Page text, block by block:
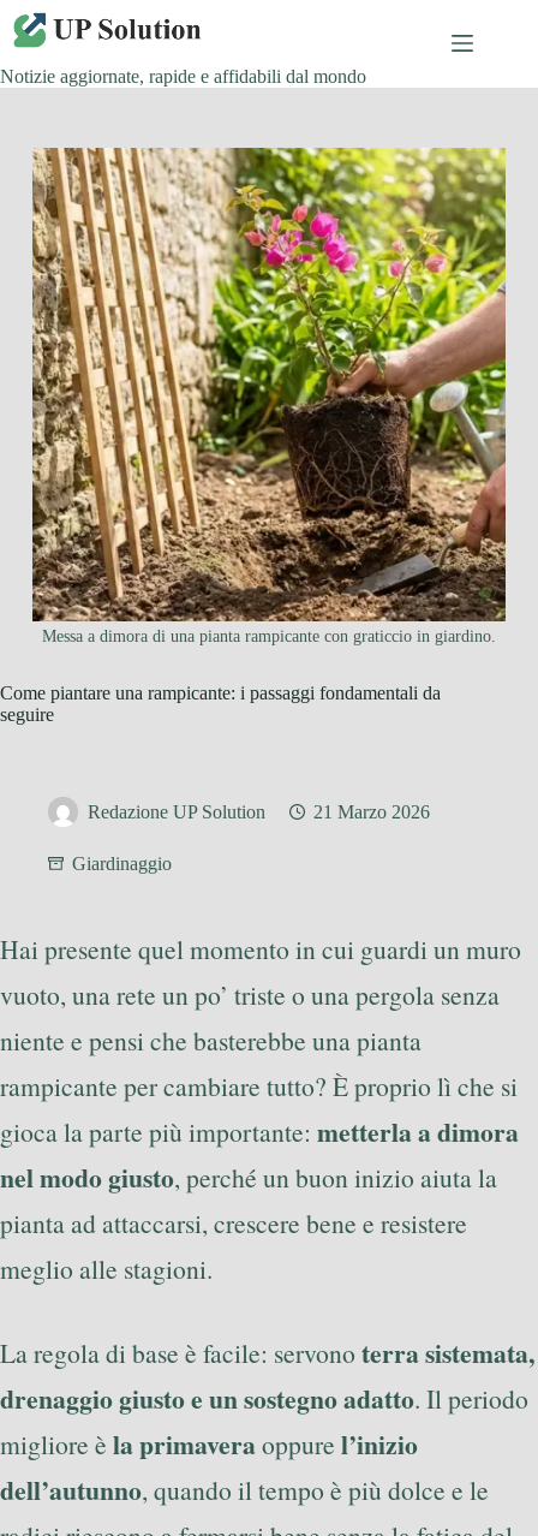
Salta
contenuto
Notizie aggiornate, rapide e affidabili dal mondo
Messa a dimora di una pianta rampicante con graticcio in giardino.
Come piantare una rampicante: i passaggi fondamentali da
seguire
Redazione UP Solution 21 Marzo 2026
Giardinaggio
Hai presente quel momento in cui guardi un muro
vuoto, una rete un po’ triste o una pergola senza
niente e pensi che basterebbe una pianta
rampicante per cambiare tutto? È proprio lì che si
gioca la parte più importante: metterla a dimora
nel modo giusto, perché un buon inizio aiuta la
pianta ad attaccarsi, crescere bene e resistere
meglio alle stagioni.
La regola di base è facile: servono terra sistemata,
drenaggio giusto e un sostegno adatto. Il periodo
migliore è la primaveraoppure l’inizio
dell’autunno, quando il tempo è più dolce e le